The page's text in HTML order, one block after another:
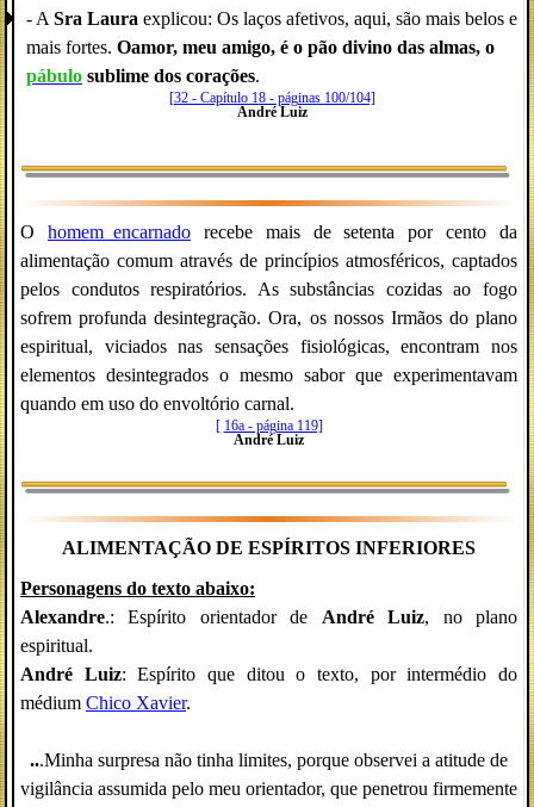
- A Sra Laura explicou: Os laços afetivos, aqui, são mais belos e
mais fortes. Oamor, meu amigo, é o pão divino das almas, o
pábulo sublime dos corações.
[32 - Capítulo 18 - páginas 100/104]
André Luiz
O homem_encarnadorecebe mais de setenta por cento da
alimentação comum através de princípios atmosféricos, captados
pelos condutos respiratórios. As substâncias cozidas ao fogo
sofrem profunda desintegração. Ora, os nossos Irmãos do plano
espiritual, viciados nas sensações fisiológicas, encontram nos
elementos desintegrados o mesmo sabor que experimentavam
quando em uso do envoltório carnal.
[ 16a - página 119]
André Luiz
ALIMENTAÇÃO DE ESPÍRITOS INFERIORES
Personagens do texto abaixo:
Alexandre.: Espírito orientador de André Luiz, no plano
espiritual.
André Luiz: Espírito que ditou o texto, por intermédio do
médium Chico Xavier.
...Minha surpresa não tinha limites, porque observei a atitude de
vigilância assumida pelo meu orientador, que penetrou firmemente